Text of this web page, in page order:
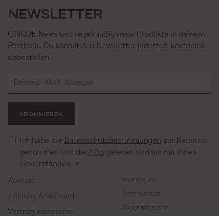
NEWSLETTER
CINQUE News und regelmäßig neue Produkte in deinem
Postfach. Du kannst den Newsletter jederzeit kostenlos
abbestellen.
ABONNIEREN
Ich habe die Datenschutzbestimmungen zur Kenntnis
genommen und die AGB gelesen und bin mit ihnen
einverstanden. *
Kontakt
Zahlung & Versand
Vertrag widerrufen
Impressum
Datenschutz
Widerrufsrecht